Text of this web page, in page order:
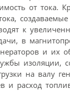
от тока.
к
в
и их
изоляции,
на валу
и расход